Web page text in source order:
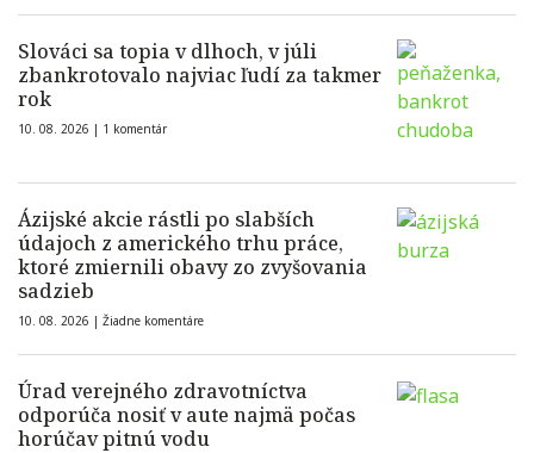
Slováci sa topia v dlhoch, v júli
zbankrotovalo najviac ľudí za takmer
rok
10. 08. 2026 | 1 komentár
Ázijské akcie rástli po slabších
údajoch z amerického trhu práce,
ktoré zmiernili obavy zo zvyšovania
sadzieb
10. 08. 2026 | Žiadne komentáre
Úrad verejného zdravotníctva
odporúča nosiť v aute najmä počas
horúčav pitnú vodu